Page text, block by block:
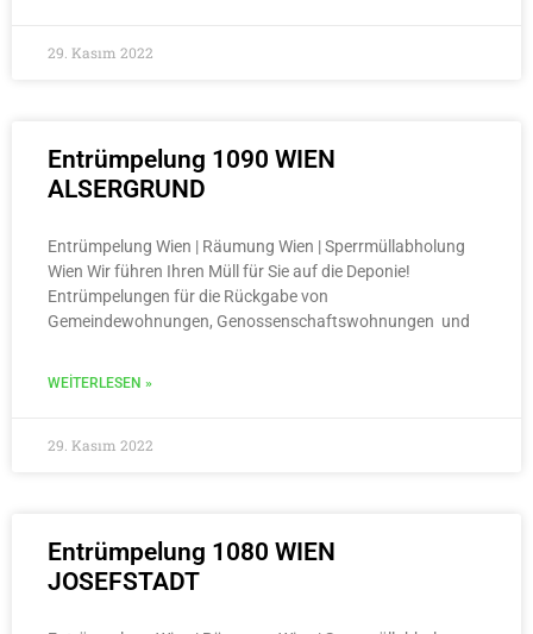
29. Kasım 2022
Entrümpelung 1090 WIEN
ALSERGRUND
Entrümpelung Wien | Räumung Wien | Sperrmüllabholung
Wien Wir führen Ihren Müll für Sie auf die Deponie!
Entrümpelungen für die Rückgabe von
Gemeindewohnungen, Genossenschaftswohnungen und
WEITERLESEN »
29. Kasım 2022
Entrümpelung 1080 WIEN
JOSEFSTADT